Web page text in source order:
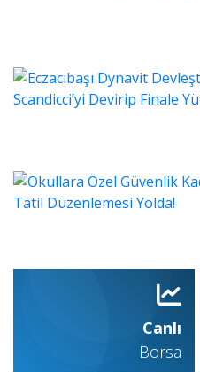
Canlı
Borsa